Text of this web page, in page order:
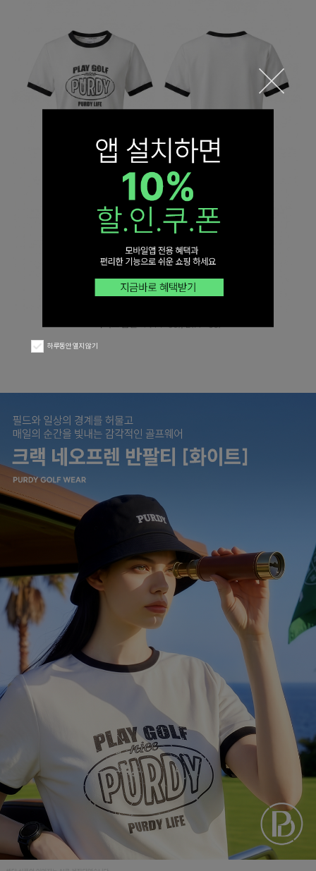
하루동안 열지 않기